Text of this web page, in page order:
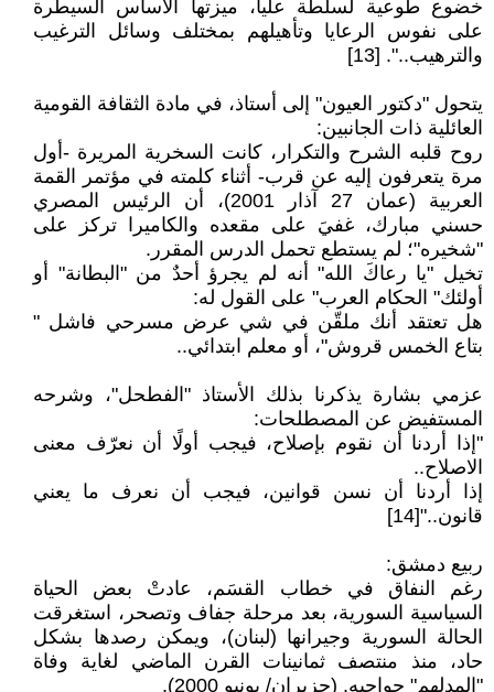
خضوع طوعية لسلطة عليا، ميزتها الأساس السيطرة
على نفوس الرعايا وتأهيلهم بمختلف وسائل الترغيب
والترهيب..". [13]
يتحول "دكتور العيون" إلى أستاذ، في مادة الثقافة القومية
العائلية ذات الجانبين:
روح قلبه الشرح والتكرار، كانت السخرية المريرة -أول
مرة يتعرفون إليه عن قرب- أثناء كلمته في مؤتمر القمة
العربية (عمان 27 آذار 2001)، أن الرئيس المصري
حسني مبارك، غفيَ على مقعده والكاميرا تركز على
"شخيره"؛ لم يستطع تحمل الدرس المقرر.
تخيل "يا رعاكَ الله" أنه لم يجرؤ أحدٌ من "البطانة" أو
أولئك" الحكام العرب" على القول له:
هل تعتقد أنك ملقّن في شي عرض مسرحي فاشل "
بتاع الخمس قروش"، أو معلم ابتدائي..
عزمي بشارة يذكرنا بذلك الأستاذ "الفطحل"، وشرحه
المستفيض عن المصطلحات:
"إذا أردنا أن نقوم بإصلاح، فيجب أولًا أن نعرّف معنى
الاصلاح..
إذا أردنا أن نسن قوانين، فيجب أن نعرف ما يعني
قانون.."[14]
ربيع دمشق:
رغم النفاق في خطاب القسَم، عادتْ بعض الحياة
السياسية السورية، بعد مرحلة جفاف وتصحر، استغرقت
الحالة السورية وجيرانها (لبنان)، ويمكن رصدها بشكل
حاد، منذ منتصف ثمانينات القرن الماضي لغاية وفاة
"المدلهم" حواجبه. (حزيران/ يونيو 2000).